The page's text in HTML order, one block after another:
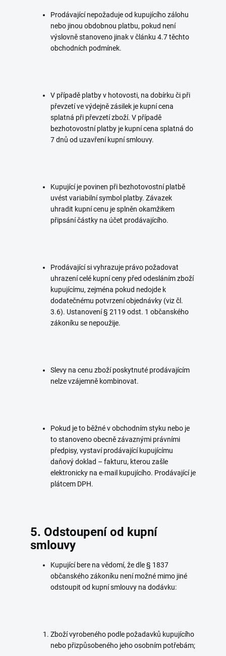
Prodávající nepožaduje od kupujícího zálohu
nebo jinou obdobnou platbu, pokud není
výslovně stanoveno jinak v článku 4.7 těchto
obchodních podmínek.
V případě platby v hotovosti, na dobírku či při
převzetí ve výdejně zásilek je kupní cena
splatná při převzetí zboží. V případě
bezhotovostní platby je kupní cena splatná do
7 dnů od uzavření kupní smlouvy.
Kupující je povinen při bezhotovostní platbě
uvést variabilní symbol platby. Závazek
uhradit kupní cenu je splněn okamžikem
připsání částky na účet prodávajícího.
Prodávající si vyhrazuje právo požadovat
uhrazení celé kupní ceny před odesláním zboží
kupujícímu, zejména pokud nedojde k
dodatečnému potvrzení objednávky (viz čl.
3.6). Ustanovení § 2119 odst. 1 občanského
zákoníku se nepoužije.
Slevy na cenu zboží poskytnuté prodávajícím
nelze vzájemně kombinovat.
Pokud je to běžné v obchodním styku nebo je
to stanoveno obecně závaznými právními
předpisy, vystaví prodávající kupujícímu
daňový doklad – fakturu, kterou zašle
elektronicky na e-mail kupujícího. Prodávající je
plátcem DPH.
5. Odstoupení od kupní
smlouvy
Kupující bere na vědomí, že dle § 1837
občanského zákoníku není možné mimo jiné
odstoupit od kupní smlouvy na dodávku:
Zboží vyrobeného podle požadavků kupujícího
nebo přizpůsobeného jeho osobním potřebám;